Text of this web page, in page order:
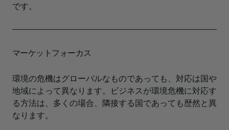
です。
マーケットフォーカス
環境の危機はグローバルなものであっても、対応は国や
地域によって異なります。ビジネスが環境危機に対応す
る方法は、多くの場合、隣接する国であっても歴然と異
なります。